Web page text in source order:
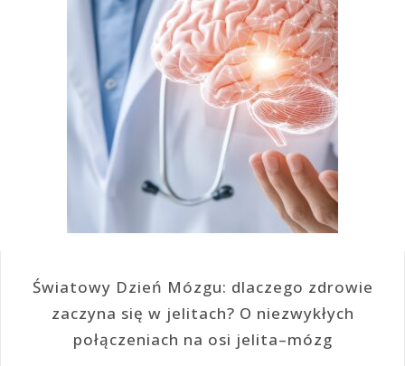
Światowy Dzień Mózgu: dlaczego zdrowie
zaczyna się w jelitach? O niezwykłych
połączeniach na osi jelita–mózg